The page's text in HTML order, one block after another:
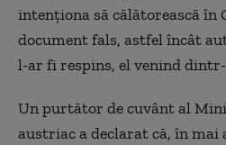
intenţiona să călătorească în
document fals, astfel încât
l-ar fi respins, el venind
Un purtător de cuvânt al
austriac a declarat că, în mai